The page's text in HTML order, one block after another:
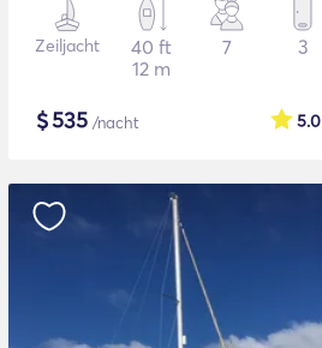
Zeiljacht
40 ft
12 m
7 3
$535 /nacht 5.0